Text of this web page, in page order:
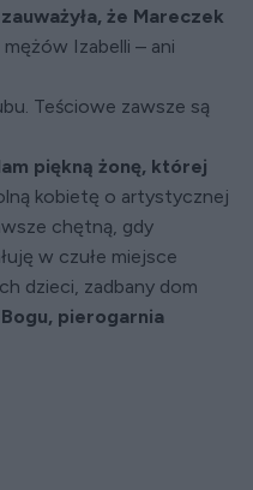
że Mareczek
Izabelli – ani
Teściowe zawsze są
piękną żonę, której
kobietę o artystycznej
chętną, gdy
w czułe miejsce
dzieci, zadbany dom
pierogarnia